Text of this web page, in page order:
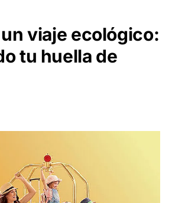
viaje ecológico:
tu huella de